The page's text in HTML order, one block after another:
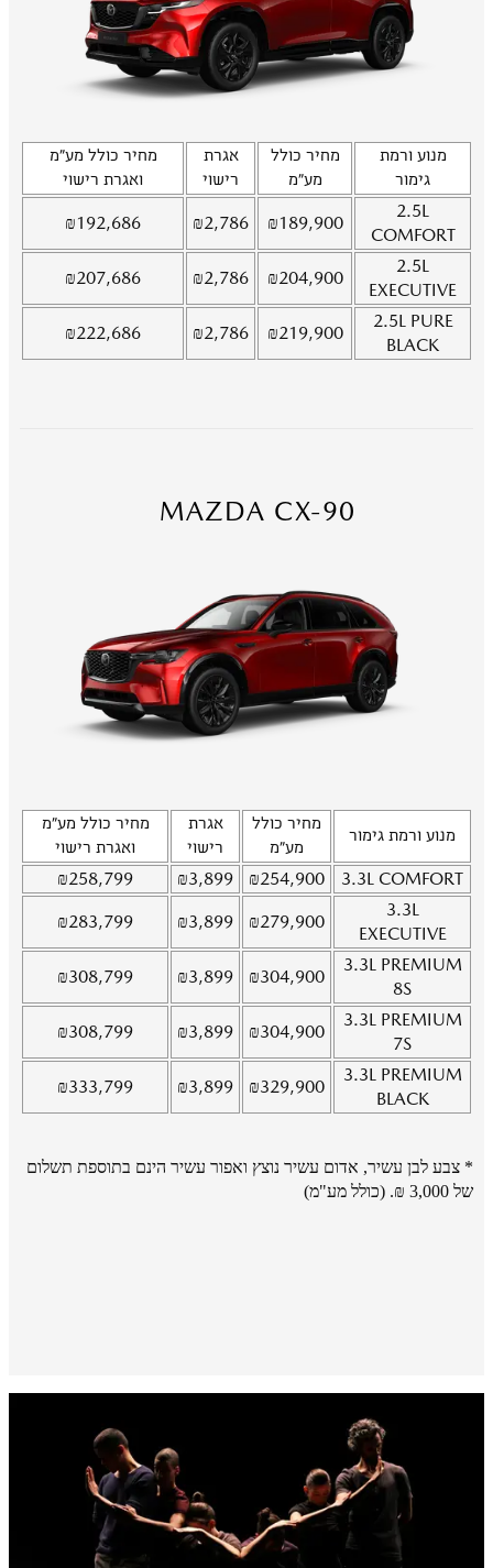
מנוע ורמת
גימור
מחיר כולל
מע"מ
אגרת
רישוי
מחיר כולל מע"מ
ואגרת רישוי
2.5L
COMFORT
₪189,900
₪2,786
₪192,686
2.5L
EXECUTIVE
₪204,900
₪2,786
₪207,686
2.5L PURE
BLACK
₪ 219,900
₪2,786
₪222,686
MAZDA CX-90
מנוע ורמת גימור
מחיר כולל
מע"מ
אגרת
רישוי
מחיר כולל מע"מ
ואגרת רישוי
3.3L COMFORT
₪254,900
₪3,899
₪258,799
3.3L
EXECUTIVE
₪279,900
₪3,899
₪283,799
3.3L PREMIUM
8S
₪304,900
₪3,899
₪308,799
3.3L PREMIUM
7S
₪304,900
₪3,899
₪308,799
3.3L PREMIUM
BLACK
₪329,900
₪3,899
₪333,799
* צבע לבן עשיר, אדום עשיר נוצץ ואפור עשיר הינם בתוספת תשלום
של 3,000 ₪. (כולל מע"מ)